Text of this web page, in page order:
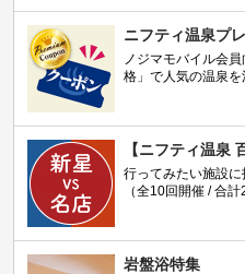
ニフティ温泉プ
ノジマモバイル会
格」で人気の温泉を
【ニフティ温泉
行ってみたい施設に
（全10回開催 / 合計
岩盤浴特集